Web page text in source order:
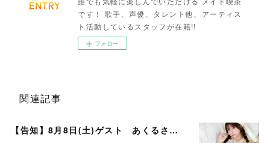
です！ 歌手、声優、タレント他、アーティス
ト活動しているスタッフが在籍!!
フォロー
関連記事
【告知】8月8日(土)ゲスト あくるさん🌻💛